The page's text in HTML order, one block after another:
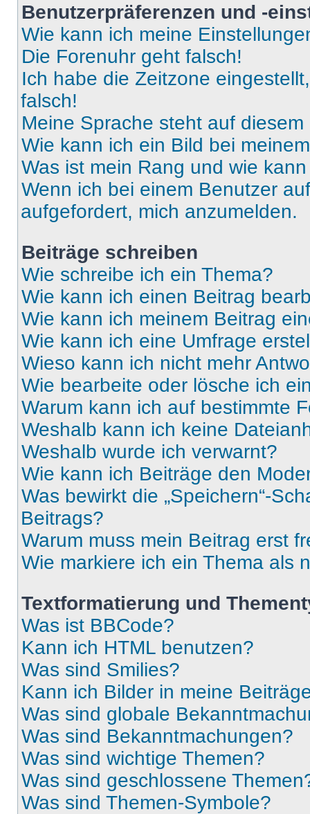
Benutzerpräferenzen und -
Wie kann ich meine
Die Forenuhr geht falsch!
Ich habe die Zeitzone
falsch!
Meine Sprache steht auf
Wie kann ich ein Bild bei
Was ist mein Rang und wie
Wenn ich bei einem Benutzer
aufgefordert, mich anzumelden.
Beiträge schreiben
Wie schreibe ich ein Thema?
Wie kann ich einen Beitrag
Wie kann ich meinem Beitrag
Wie kann ich eine Umfrage
Wieso kann ich nicht mehr
Wie bearbeite oder lösche ich
Warum kann ich auf bestimmte
Weshalb kann ich keine
Weshalb wurde ich verwarnt?
Wie kann ich Beiträge den
Was bewirkt die „Speichern“-
Beitrags?
Warum muss mein Beitrag erst
Wie markiere ich ein Thema als
Textformatierung und
Was ist BBCode?
Kann ich HTML benutzen?
Was sind Smilies?
Kann ich Bilder in meine
Was sind globale
Was sind Bekanntmachungen?
Was sind wichtige Themen?
Was sind geschlossene
Was sind Themen-Symbole?